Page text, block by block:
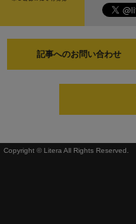
記事へのお問い合わせ
Copyright © Litera All Rights Reserved.